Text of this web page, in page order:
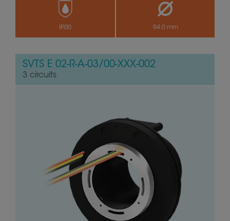
IP00 94.0 mm
SVTS E 02-R-A-03/00-XXX-002
3 circuits